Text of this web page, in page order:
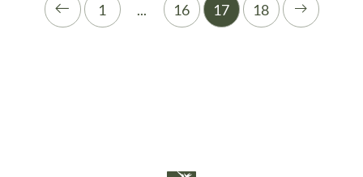
1 ... 16 17 18